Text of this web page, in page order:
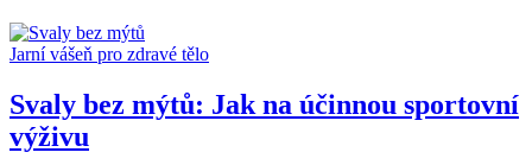
Jarní vášeň pro zdravé tělo
Svaly bez mýtů: Jak na účinnou sportovní
výživu